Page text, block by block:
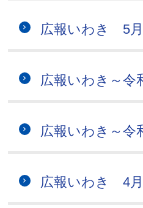
広報いわき 5
広報いわき～令
広報いわき～令
広報いわき 4